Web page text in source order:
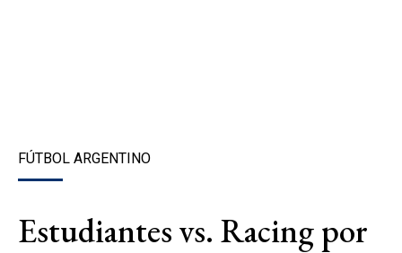
FÚTBOL ARGENTINO
Estudiantes vs. Racing por